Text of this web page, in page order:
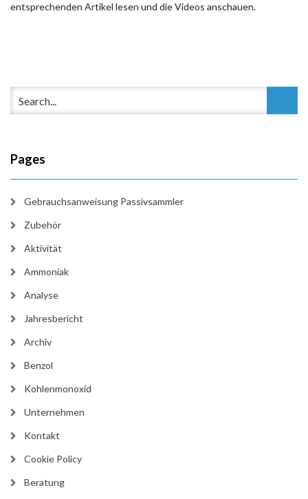
entsprechenden Artikel lesen und die Videos anschauen.
Pages
Gebrauchsanweisung Passivsammler
Zubehör
Aktivität
Ammoniak
Analyse
Jahresbericht
Archiv
Benzol
Kohlenmonoxid
Unternehmen
Kontakt
Cookie Policy
Beratung